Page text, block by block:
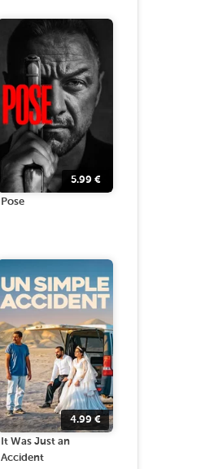
5.99€
Pose
4.99€
It Was Just an
Accident